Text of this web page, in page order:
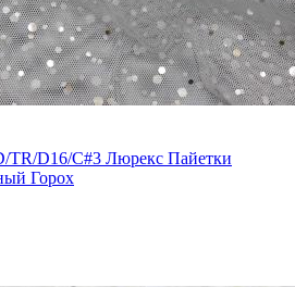
TR/D16/C#3 Люрекс Пайетки
Горох